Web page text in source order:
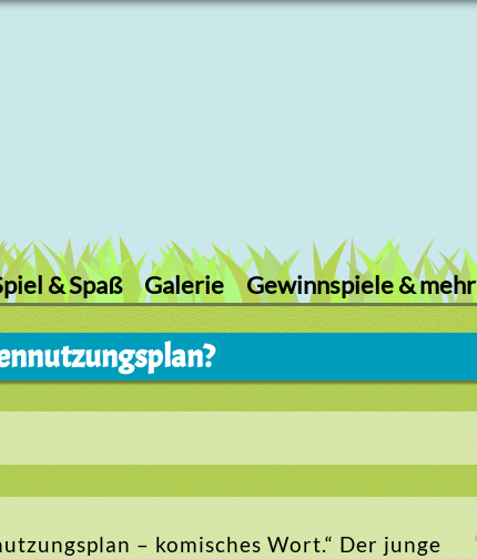
& Spaß Galerie Gewinnspiele & mehr
– komisches Wort.“ Der junge